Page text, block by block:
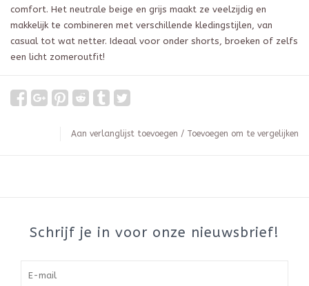
comfort. Het neutrale beige en grijs maakt ze veelzijdig en
makkelijk te combineren met verschillende kledingstijlen, van
casual tot wat netter. Ideaal voor onder shorts, broeken of zelfs
een licht zomeroutfit!
Aan verlanglijst toevoegen / Toevoegen om te vergelijken
Schrijf je in voor onze nieuwsbrief!